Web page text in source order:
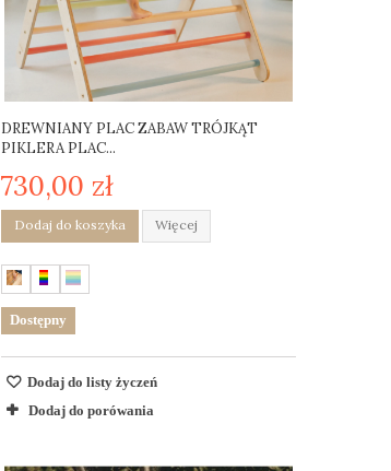
DREWNIANY PLAC ZABAW TRÓJKĄT
PIKLERA PLAC...
730,00 zł
Dodaj do koszyka Więcej
Dostępny
Dodaj do listy życzeń
Dodaj do porówania